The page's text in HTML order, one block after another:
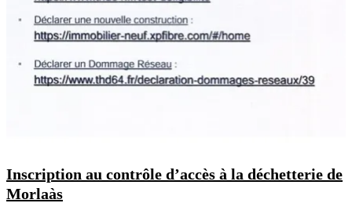
Inscription au contrôle d’accès à la déchetterie de
Morlaàs